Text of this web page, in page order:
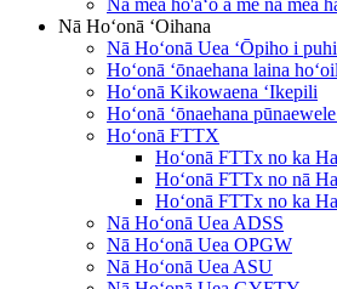
Nā mea ho'āʻo a me nā mea
Nā Hoʻonā ʻOihana
Nā Hoʻonā Uea ʻŌpiho i
Hoʻonā ʻōnaehana laina
Hoʻonā Kikowaena ʻIkepili
Hoʻonā ʻōnaehana
Hoʻonā FTTX
Hoʻonā FTTx no ka
Hoʻonā FTTx no nā
Hoʻonā FTTx no ka
Nā Hoʻonā Uea ADSS
Nā Hoʻonā Uea OPGW
Nā Hoʻonā Uea ASU